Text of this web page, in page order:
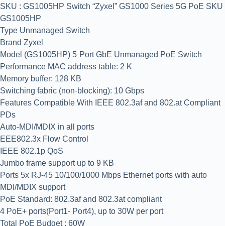
SKU : GS1005HP Switch “Zyxel” GS1000 Series 5G PoE SKU
GS1005HP
Type Unmanaged Switch
Brand Zyxel
Model (GS1005HP) 5-Port GbE Unmanaged PoE Switch
Performance MAC address table: 2 K
Memory buffer: 128 KB
Switching fabric (non-blocking): 10 Gbps
Features Compatible With IEEE 802.3af and 802.at Compliant
PDs
Auto-MDI/MDIX in all ports
EEE802.3x Flow Control
IEEE 802.1p QoS
Jumbo frame support up to 9 KB
Ports 5x RJ-45 10/100/1000 Mbps Ethernet ports with auto
MDI/MDIX support
PoE Standard: 802.3af and 802.3at compliant
4 PoE+ ports(Port1- Port4), up to 30W per port